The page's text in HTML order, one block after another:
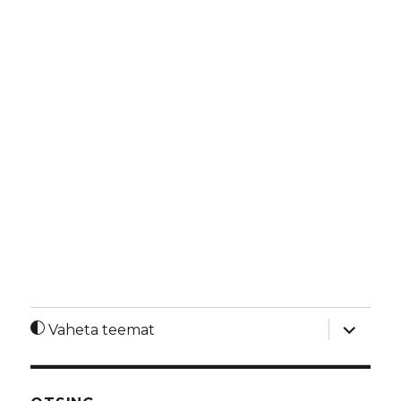
Vaheta teemat
laienda